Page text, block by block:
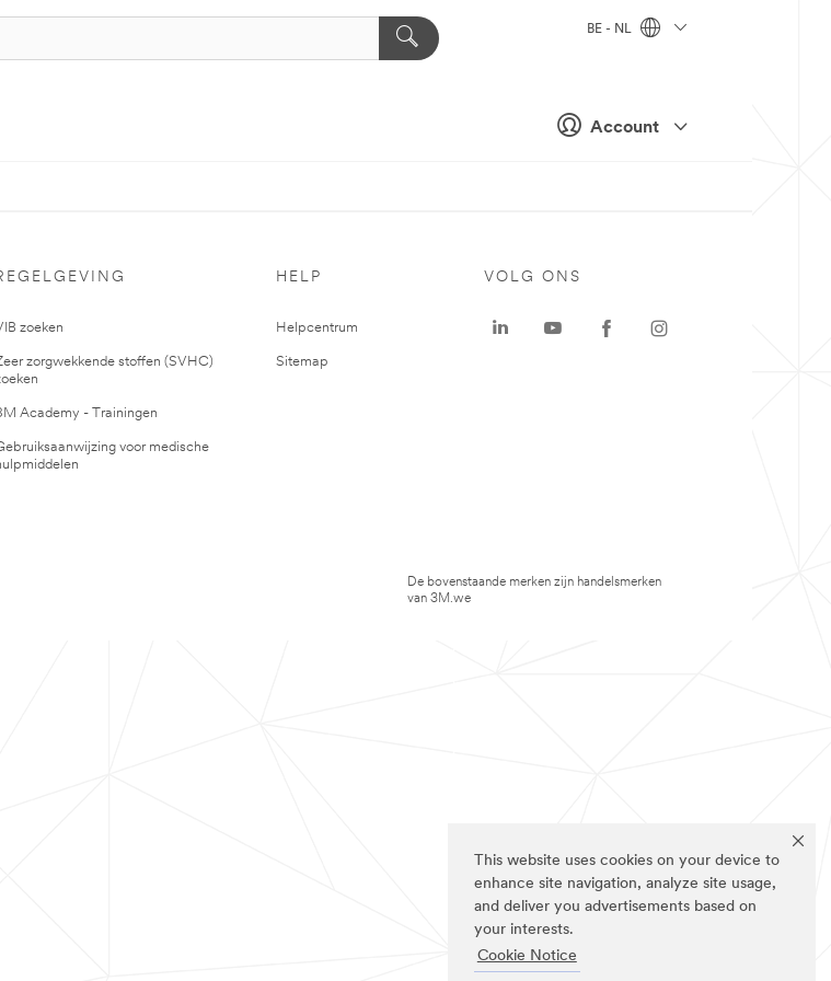
This website uses cookies on your device to
enhance site navigation, analyze site usage,
and deliver you advertisements based on
your interests.
Cookie Notice
Account
BE - NL
zoeken
zorgwekkende stoffen (SVHC)
Academy - Trainingen
voor medische
HELP
Helpcentrum
Sitemap
VOLG ONS
De bovenstaande merken zijn handelsmerken
van 3M.we